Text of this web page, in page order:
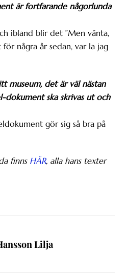
är fortfarande någorlunda
ibland blir det ”Men vänta,
några år sedan, var la jag
museum, det är väl nästan
dokument ska skrivas ut och
gör sig så bra på
finns HÄR, alla hans texter
Lilja